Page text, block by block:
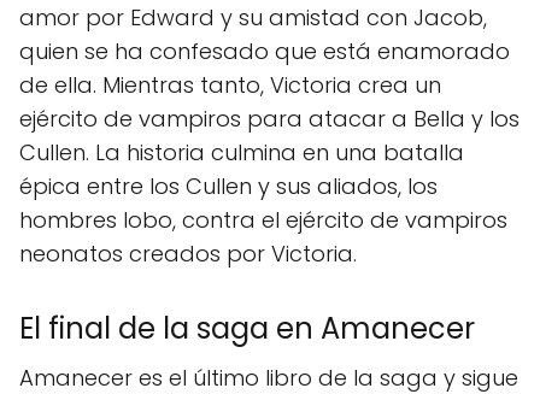
amor por Edward y su amistad con Jacob,
quien se ha confesado que está enamorado
de ella. Mientras tanto, Victoria crea un
ejército de vampiros para atacar a Bella y los
Cullen. La historia culmina en una batalla
épica entre los Cullen y sus aliados, los
hombres lobo, contra el ejército de vampiros
neonatos creados por Victoria.
El final de la saga en Amanecer
Amanecer es el último libro de la saga y sigue